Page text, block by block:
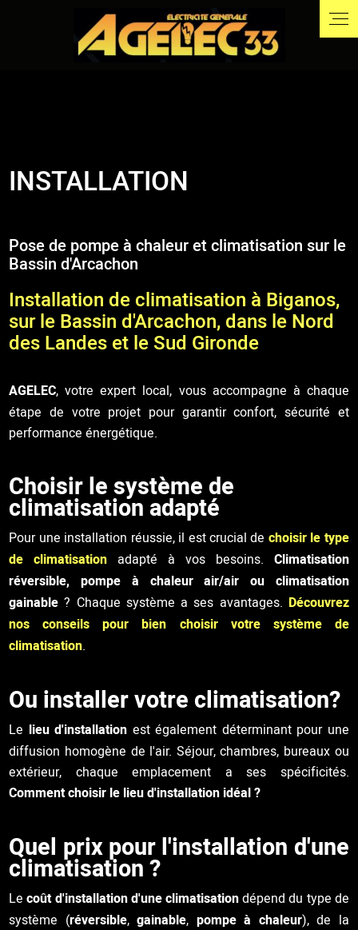
INSTALLATION
Pose de pompe à chaleur et climatisation sur le
Bassin d'Arcachon
Installation de climatisation à Biganos,
sur le Bassin d'Arcachon, dans le Nord
des Landes et le Sud Gironde
AGELEC, votre expert local, vous accompagne à chaque
étape de votre projet pour garantir confort, sécurité et
performance énergétique.
Choisir le système de
climatisation adapté
Pour une installation réussie, il est crucial de choisir le type
de climatisation adapté à vos besoins. Climatisation
réversible, pompe à chaleur air/air ou climatisation
gainable ? Chaque système a ses avantages. Découvrez
nos conseils pour bien choisir votre système de
climatisation.
Ou installer votre climatisation?
Le lieu d'installation est également déterminant pour une
diffusion homogène de l'air. Séjour, chambres, bureaux ou
extérieur, chaque emplacement a ses spécificités.
Comment choisir le lieu d'installation idéal ?
Quel prix pour l'installation d'une
climatisation ?
Lecoût d'installation d'une climatisationdépend du type de
système (réversible,gainable, pompe à chaleur), de la